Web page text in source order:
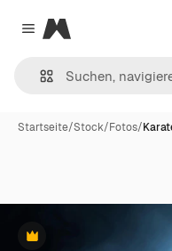
Close menu
Magnific
Startseite/Stock/Fotos/
Premium